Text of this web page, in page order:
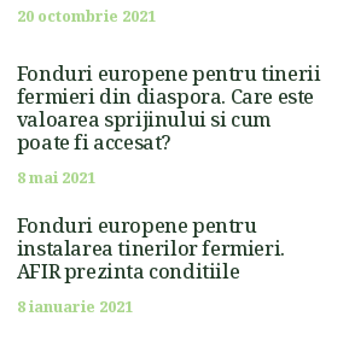
20 octombrie 2021
Fonduri europene pentru tinerii
fermieri din diaspora. Care este
valoarea sprijinului si cum
poate fi accesat?
8 mai 2021
Fonduri europene pentru
instalarea tinerilor fermieri.
AFIR prezinta conditiile
8 ianuarie 2021